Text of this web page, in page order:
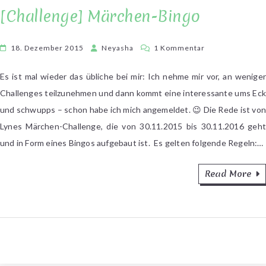
[Challenge] Märchen-Bingo
18. Dezember 2015 Neyasha 1 Kommentar
Märchen-
Es ist mal wieder das übliche bei mir: Ich nehme mir vor, an weniger
Challenges teilzunehmen und dann kommt eine interessante ums Eck
und schwupps – schon habe ich mich angemeldet. 😉 Die Rede ist von
Lynes Märchen-Challenge, die von 30.11.2015 bis 30.11.2016 geht
und in Form eines Bingos aufgebaut ist. Es gelten folgende Regeln:…
Read More